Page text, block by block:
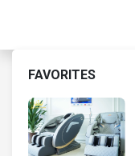
FAVORITES